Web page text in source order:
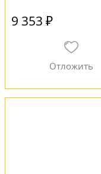
9 353 ₽